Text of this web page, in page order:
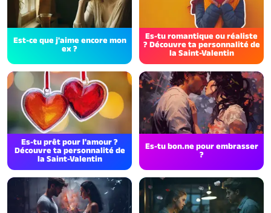
Est-ce que j'aime encore mon
ex ?
Es-tu romantique ou réaliste
? Découvre ta personnalité de
la Saint-Valentin
Es-tu prêt pour l'amour ?
Découvre ta personnalité de
la Saint-Valentin
Es-tu bon.ne pour embrasser
?